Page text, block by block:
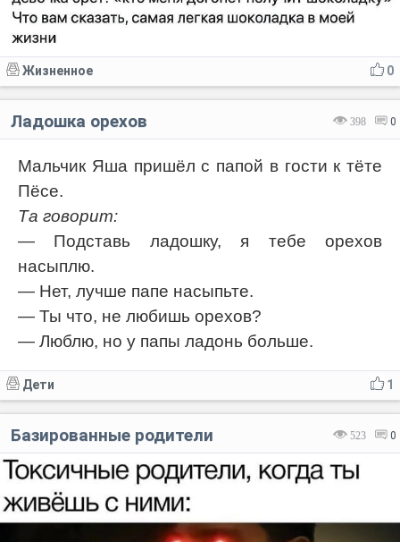
0
Жизненное
398 0
Ладошка орехов
Мальчик Яша пришёл с папой в гости к тёте
Пёсе.
Та говорит:
— Подставь ладошку, я тебе орехов
насыплю.
— Нет, лучше папе насыпьте.
— Ты что, не любишь орехов?
— Люблю, но у папы ладонь больше.
1
Дети
523 0
Базированные родители